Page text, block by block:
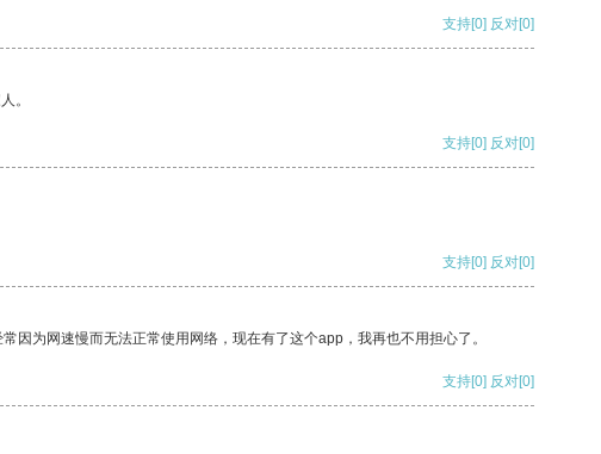
支持[0] 反对[0]
。
支持[0] 反对[0]
支持[0] 反对[0]
为网速慢而无法正常使用网络，现在有了这个app，我再也不用担心了。
支持[0] 反对[0]